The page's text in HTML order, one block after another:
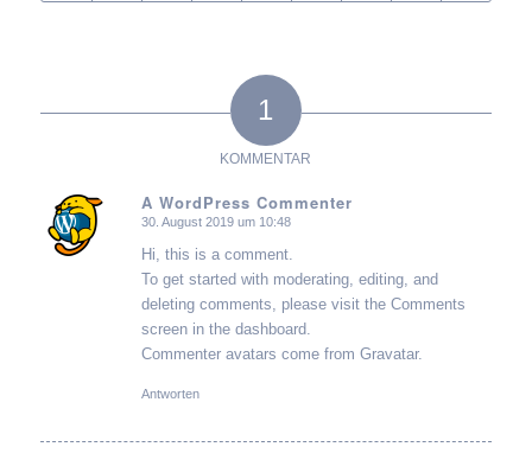
1
KOMMENTAR
A WordPress Commenter
sagte:
30. August 2019 um 10:48
Hi, this is a comment.
To get started with moderating, editing, and
deleting comments, please visit the Comments
screen in the dashboard.
Commenter avatars come from Gravatar.
Antworten